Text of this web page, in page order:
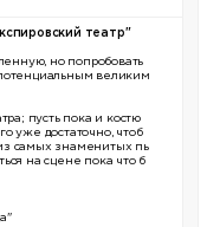
театр"
но попробовать
великим
пусть пока и костю
уже достаточно, чтоб
самых знаменитых пь
на сцене пока что б